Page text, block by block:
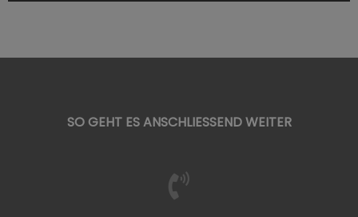
SO GEHT ES ANSCHLIESSEND WEITER